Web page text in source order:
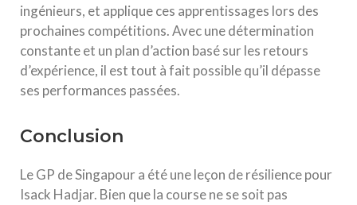
ingénieurs, et applique ces apprentissages lors des
prochaines compétitions. Avec une détermination
constante et un plan d’action basé sur les retours
d’expérience, il est tout à fait possible qu’il dépasse
ses performances passées.
Conclusion
Le GP de Singapour a été une leçon de résilience pour
Isack Hadjar. Bien que la course ne se soit pas